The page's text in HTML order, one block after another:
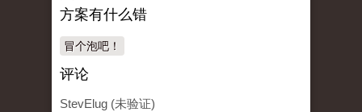
方案有什么错
冒个泡吧！
评论
StevElug (未验证)